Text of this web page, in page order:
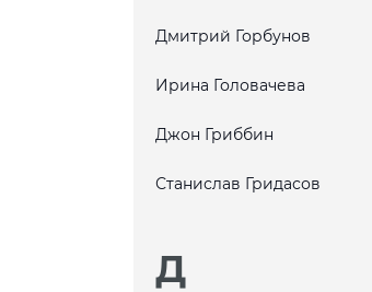
Дмитрий Горбунов
Ирина Головачева
Джон Гриббин
Станислав Гридасов
Д